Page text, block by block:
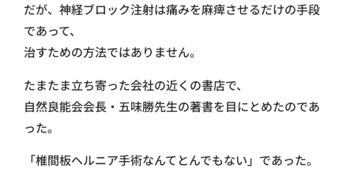
だが、神経ブロック注射は痛みを麻痺させるだけの手段
であって、
治すための方法ではありません。
たまたま立ち寄った会社の近くの書店で、
自然良能会会長・五味勝先生の著書を目にとめたのであ
った。
「椎間板ヘルニア手術なんてとんでもない」であった。